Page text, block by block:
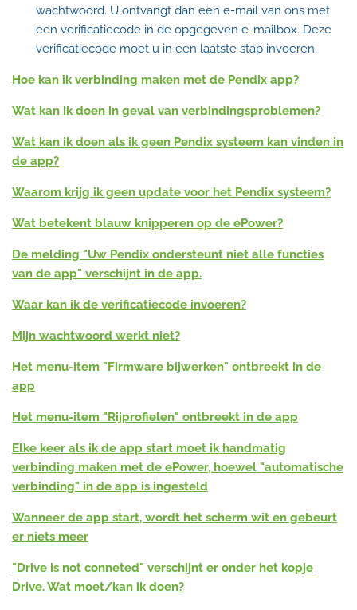
wachtwoord. U ontvangt dan een e-mail van ons met
een verificatiecode in de opgegeven e-mailbox. Deze
verificatiecode moet u in een laatste stap invoeren.
Hoe kan ik verbinding maken met de Pendix app?
Wat kan ik doen in geval van verbindingsproblemen?
Wat kan ik doen als ik geen Pendix systeem kan vinden in
de app?
Waarom krijg ik geen update voor het Pendix systeem?
Wat betekent blauw knipperen op de ePower?
De melding "Uw Pendix ondersteunt niet alle functies
van de app" verschijnt in de app.
Waar kan ik de verificatiecode invoeren?
Mijn wachtwoord werkt niet?
Het menu-item "Firmware bijwerken" ontbreekt in de
app
Het menu-item "Rijprofielen" ontbreekt in de app
Elke keer als ik de app start moet ik handmatig
verbinding maken met de ePower, hoewel "automatische
verbinding" in de app is ingesteld
Wanneer de app start, wordt het scherm wit en gebeurt
er niets meer
"Drive is not conneted" verschijnt er onder het kopje
Drive. Wat moet/kan ik doen?